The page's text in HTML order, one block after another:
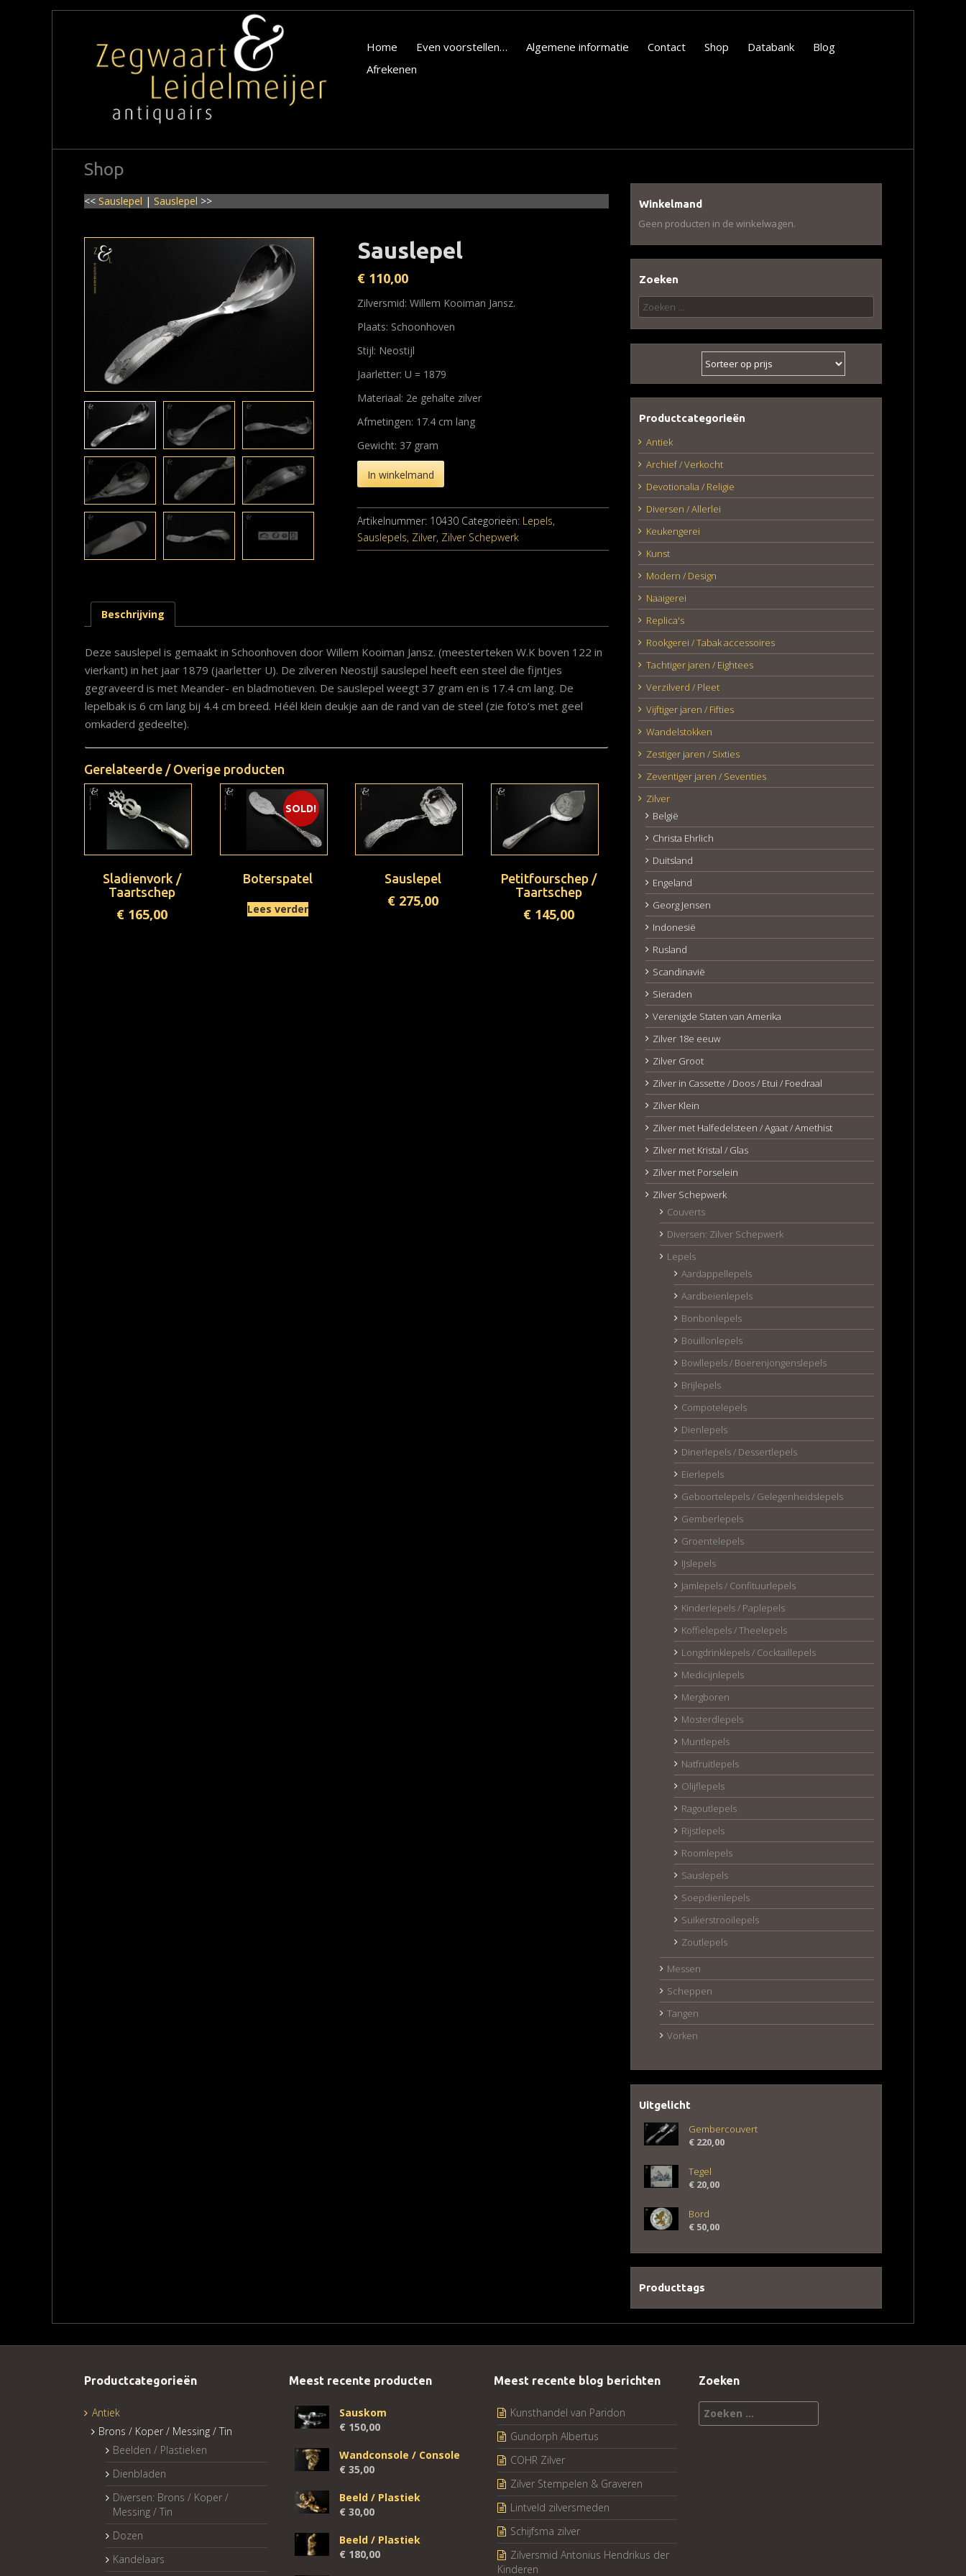
Home Even voorstellen… Algemene informatie Contact Shop Databank
Blog
Afrekenen
Shop
<< Sauslepel | Sauslepel >>
Sauslepel
€110,00
Zilversmid: Willem Kooiman Jansz.
Plaats: Schoonhoven
Stijl: Neostijl
Jaarletter: U = 1879
Materiaal: 2e gehalte zilver
Afmetingen: 17.4 cm lang
Gewicht: 37 gram
In winkelmand
Artikelnummer: 10430 Categorieën: Lepels,
Sauslepels, Zilver, Zilver Schepwerk
Beschrijving
Deze sauslepel is gemaakt in Schoonhoven door Willem Kooiman Jansz. (meesterteken W.K boven 122 in
vierkant) in het jaar 1879 (jaarletter U). De zilveren Neostijl sauslepel heeft een steel die fijntjes
gegraveerd is met Meander- en bladmotieven. De sauslepel weegt 37 gram en is 17.4 cm lang. De
lepelbak is 6 cm lang bij 4.4 cm breed. Héél klein deukje aan de rand van de steel (zie foto’s met geel
omkaderd gedeelte).
Gerelateerde / Overige producten
Sladienvork /
Taartschep
€165,00
SOLD!
Boterspatel
Lees verder
Sauslepel
€ 275,00
Petitfourschep /
Taartschep
€ 145,00
Winkelmand
Geen producten in de winkelwagen.
Zoeken
Zoeken
naar:
Productcategorieën
Antiek
Archief / Verkocht
Devotionalia / Religie
Diversen / Allerlei
Keukengerei
Kunst
Modern / Design
Naaigerei
Replica's
Rookgerei / Tabak accessoires
Tachtiger jaren / Eightees
Verzilverd / Pleet
Vijftiger jaren / Fifties
Wandelstokken
Zestiger jaren / Sixties
Zeventiger jaren / Seventies
Zilver
België
Christa Ehrlich
Duitsland
Engeland
Georg Jensen
Indonesië
Rusland
Scandinavië
Sieraden
Verenigde Staten van Amerika
Zilver 18e eeuw
Zilver Groot
Zilver in Cassette / Doos / Etui / Foedraal
Zilver Klein
Zilver met Halfedelsteen / Agaat / Amethist
Zilver met Kristal / Glas
Zilver met Porselein
Zilver Schepwerk
Couverts
Diversen: Zilver Schepwerk
Lepels
Aardappellepels
Aardbeienlepels
Bonbonlepels
Bouillonlepels
Bowllepels / Boerenjongenslepels
Brijlepels
Compotelepels
Dienlepels
Dinerlepels / Dessertlepels
Eierlepels
Geboortelepels / Gelegenheidslepels
Gemberlepels
Groentelepels
IJslepels
Jamlepels / Confituurlepels
Kinderlepels / Paplepels
Koffielepels / Theelepels
Longdrinklepels / Cocktaillepels
Medicijnlepels
Mergboren
Mosterdlepels
Muntlepels
Natfruitlepels
Olijflepels
Ragoutlepels
Rijstlepels
Roomlepels
Sauslepels
Soepdienlepels
Suikerstrooilepels
Zoutlepels
Messen
Scheppen
Tangen
Vorken
Uitgelicht
Gembercouvert
€ 220,00
Tegel
€ 20,00
Bord
€ 50,00
Producttags
Productcategorieën
Antiek
Brons / Koper / Messing / Tin
Beelden / Plastieken
Dienbladen
Diversen: Brons / Koper /
Messing / Tin
Dozen
Kandelaars
Meest recente producten
Sauskom
€ 150,00
Wandconsole / Console
€ 35,00
Beeld / Plastiek
€ 30,00
Beeld / Plastiek
€ 180,00
Meest recente blog berichten
Kunsthandel van Paridon
Gundorph Albertus
COHR Zilver
Zilver Stempelen & Graveren
Lintveld zilversmeden
Schijfsma zilver
Zilversmid Antonius Hendrikus der
Kinderen
Zoeken
Zoeken
naar: